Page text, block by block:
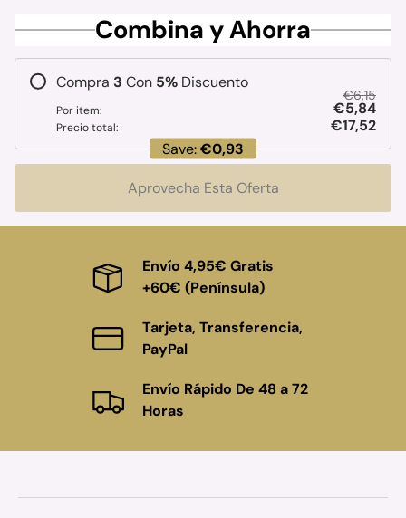
Combina y Ahorra
Compra 3 Con 5% Discuento
Por item:
€6,15
€5,84
Precio total:
€17,52
Save:€0,93
Aprovecha Esta Oferta
Envío 4,95€ Gratis
+60€ (Península)
Tarjeta, Transferencia,
PayPal
Envío Rápido De 48 a 72
Horas